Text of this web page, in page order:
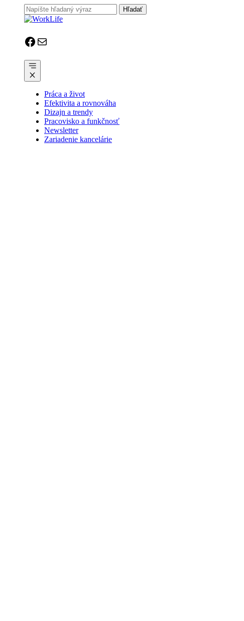
Preskočiť
Facebook
Mail
Práca a život
Efektivita a rovnováha
Dizajn a trendy
Pracovisko a funkčnosť
Newsletter
Zariadenie kancelárie